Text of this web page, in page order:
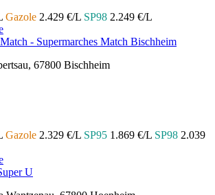
Gazole 2.429 €/L SP98 2.249 €/L
- Supermarches Match Bischheim
67800 Bischheim
Gazole 2.329 €/L SP95 1.869 €/L SP98 2.039
U